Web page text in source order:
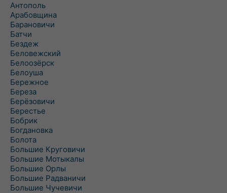
Антополь
Арабовщина
Барановичи
Батчи
Бездеж
Беловежский
Белоозёрск
Белоуша
Бережное
Береза
Берёзовичи
Берестье
Бобрик
Богдановка
Болота
Большие Круговичи
Большие Мотыкалы
Большие Орлы
Большие Радваничи
Большие Чучевичи